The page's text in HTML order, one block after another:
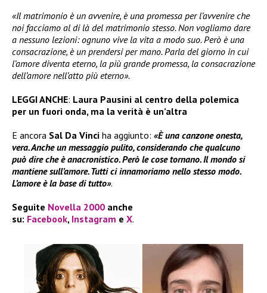
«Il matrimonio è un avvenire, è una promessa per l’avvenire che
noi facciamo al di là del matrimonio stesso. Non vogliamo dare
a nessuno lezioni: ognuno vive la vita a modo suo. Però è una
consacrazione, è un prendersi per mano. Parla del giorno in cui
l’amore diventa eterno, la più grande promessa, la consacrazione
dell’amore nell’atto più eterno».
LEGGI ANCHE: Laura Pausini al centro della polemica
per un fuori onda, ma la verità è un’altra
E ancora Sal Da Vinci ha aggiunto: «È una canzone onesta,
vera. Anche un messaggio pulito, considerando che qualcuno
può dire che è anacronistico. Però le cose tornano. Il mondo si
mantiene sull’amore. Tutti ci innamoriamo nello stesso modo.
L’amore è la base di tutto».
Seguite Novella 2000 anche
su: Facebook, Instagram e X.